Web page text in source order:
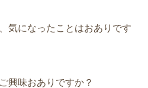
気になったことはおありです
興味おありですか？